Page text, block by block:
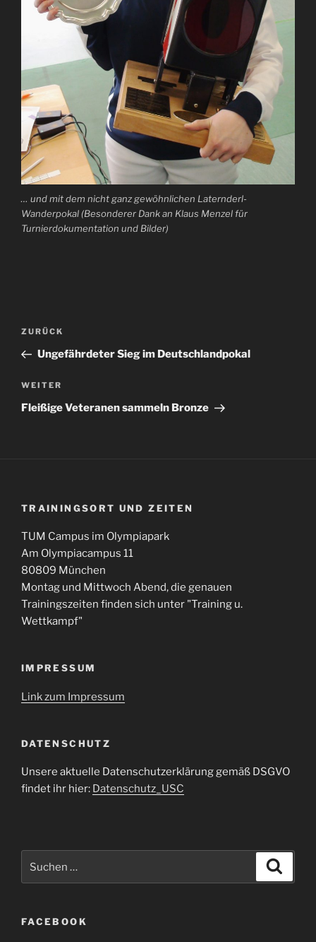
… und mit dem nicht ganz gewöhnlichen Laternderl-
Wanderpokal (Besonderer Dank an Klaus Menzel für
Turnierdokumentation und Bilder)
Beitragsnavigation
Vorheriger
Beitrag
ZURÜCK
Ungefährdeter Sieg im Deutschlandpokal
Nächster
Beitrag
WEITER
Fleißige Veteranen sammeln Bronze
TRAININGSORT UND ZEITEN
TUM Campus im Olympiapark
Am Olympiacampus 11
80809 München
Montag und Mittwoch Abend, die genauen
Trainingszeiten finden sich unter "Training u.
Wettkampf"
IMPRESSUM
Link zum Impressum
DATENSCHUTZ
Unsere aktuelle Datenschutzerklärung gemäß DSGVO
findet ihr hier: Datenschutz_USC
FACEBOOK